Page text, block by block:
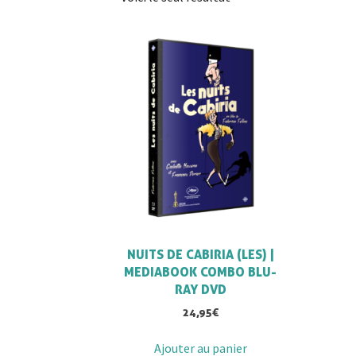
NUITS DE CABIRIA (LES) |
MEDIABOOK COMBO BLU-
RAY DVD
24,95€
Ajouter au panier